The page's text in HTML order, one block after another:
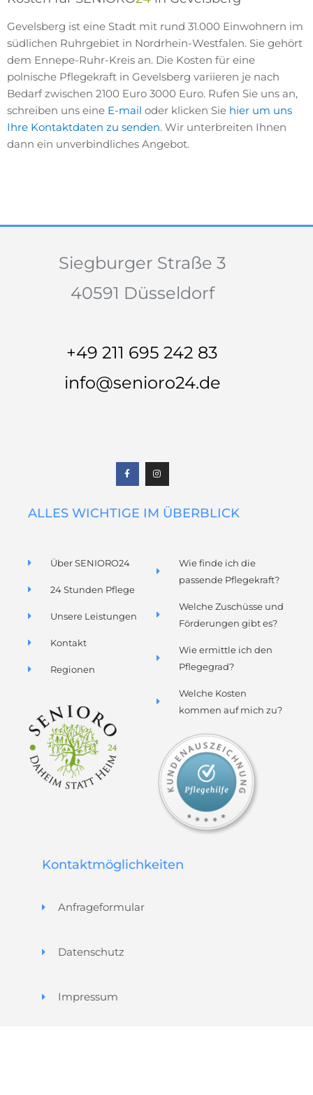
Gevelsberg ist eine Stadt mit rund 31.000 Einwohnern im
südlichen Ruhrgebiet in Nordrhein-Westfalen. Sie gehört
dem Ennepe-Ruhr-Kreis an. Die Kosten für eine
polnische Pflegekraft in Gevelsberg variieren je nach
Bedarf zwischen 2100 Euro 3000 Euro. Rufen Sie uns an,
schreiben uns eine E-mail oder klicken Sie hier um uns
Ihre Kontaktdaten zu senden. Wir unterbreiten Ihnen
dann ein unverbindliches Angebot.
Siegburger Straße 3
40591 Düsseldorf
+49 211 695 242 83
info@senioro24.de
c
e
b
o
s
t
a
g
m
ALLES WICHTIGE IM ÜBERBLICK
Über SENIORO24
24 Stunden Pflege
Unsere Leistungen
Kontakt
Regionen
Wie finde ich die
passende Pflegekraft?
Welche Zuschüsse und
Förderungen gibt es?
Wie ermittle ich den
Pflegegrad?
Welche Kosten
kommen auf mich zu?
Kontaktmöglichkeiten
Anfrageformular
Datenschutz
Impressum